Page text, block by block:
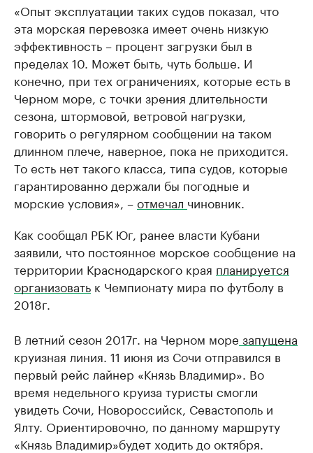
«Опыт эксплуатации таких судов показал, что
эта морская перевозка имеет очень низкую
эффективность – процент загрузки был в
пределах 10. Может быть, чуть больше. И
конечно, при тех ограничениях, которые есть в
Черном море, с точки зрения длительности
сезона, штормовой, ветровой нагрузки,
говорить о регулярном сообщении на таком
длинном плече, наверное, пока не приходится.
То есть нет такого класса, типа судов, которые
гарантированно держали бы погодные и
морские условия», –отмечал чиновник.
Как сообщал РБК Юг, ранее власти Кубани
заявили, что постоянное морское сообщение на
территории Краснодарского края планируется
организовать к Чемпионату мира по футболу в
2018г.
В летний сезон 2017г. на Черном море запущена
круизная линия. 11 июня из Сочи отправился в
первый рейс лайнер «Князь Владимир». Во
время недельного круиза туристы смогли
увидеть Сочи, Новороссийск, Севастополь и
Ялту. Ориентировочно, по данному маршруту
«Князь Владимир»будет ходить до октября.